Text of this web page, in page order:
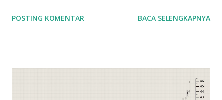
Bank swasta terbesar di Indonesia dari segi kapitalisasi,
POSTING KOMENTAR BACA SELENGKAPNYA